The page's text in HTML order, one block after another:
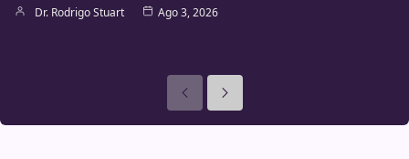
Dr. Rodrigo Stuart Ago 3, 2026
AnterioresSeguinte